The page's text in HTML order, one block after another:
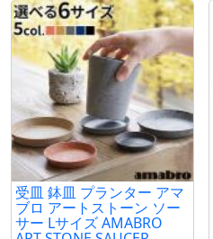
受皿 鉢皿 プランター アマ
ブロ アートストーン ソー
サー Lサイズ AMABRO